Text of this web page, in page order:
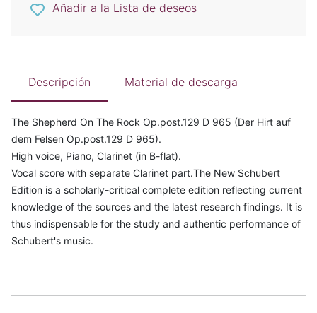
Añadir a la Lista de deseos
Descripción Material de descarga
The Shepherd On The Rock Op.post.129 D 965 (Der Hirt auf
dem Felsen Op.post.129 D 965).
High voice, Piano, Clarinet (in B-flat).
Vocal score with separate Clarinet part.The New Schubert
Edition is a scholarly-critical complete edition reflecting current
knowledge of the sources and the latest research findings. It is
thus indispensable for the study and authentic performance of
Schubert's music.